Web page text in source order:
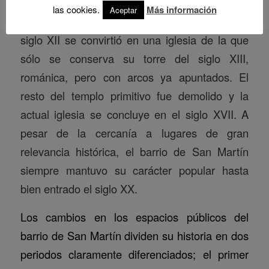
media. La antigua ermita de San Martín del
siglo XII se convirtió en una iglesia de la que
sólo se conserva su torre del siglo XIII,
románica, pero con arcos ya apuntados. El
resto del templo primitivo fue demolido y la
actual iglesia se concluye en el siglo XVII. A
pesar de la cercanía a lugares de gran
relevancia histórica, el barrio de San Martín
siempre mantuvo su carácter popular hasta
bien entrado el siglo XX.
Los cambios en los espacios públicos del
barrio de San Martín dividen su historia en dos
periodos claramente diferenciados; el primer
las cookies.
Aceptar Más información